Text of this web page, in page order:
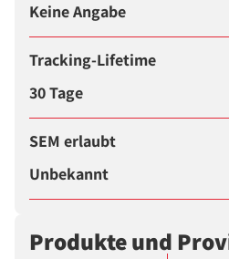
Keine Angabe
Tracking-Lifetime
30 Tage
SEM erlaubt
Unbekannt
Produkte und